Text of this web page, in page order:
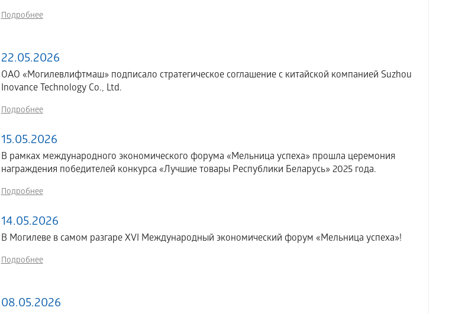
Подробнее
22.05.2026
ОАО «Могилевлифтмаш» подписало стратегическое соглашение с китайской компанией Suzhou
Inovance Technology Co., Ltd.
Подробнее
15.05.2026
В рамках международного экономического форума «Мельница успеха» прошла церемония
награждения победителей конкурса «Лучшие товары Республики Беларусь» 2025 года.
Подробнее
14.05.2026
В Могилеве в самом разгаре XVI Международный экономический форум «Мельница успеха»!
Подробнее
08.05.2026